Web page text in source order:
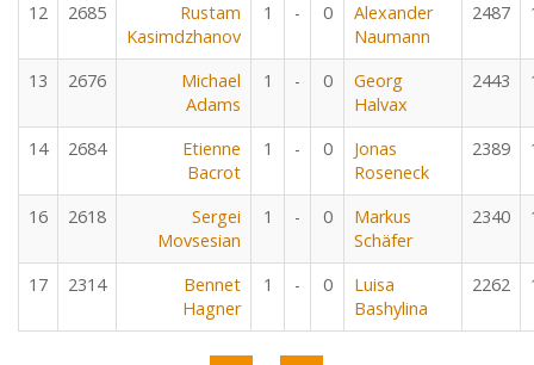
12 2685
Rustam
Kasimdzhanov
1 - 0
Alexander
Naumann
2487
13 2676
Michael
Adams
1 - 0
Georg
Halvax
2443
14 2684
Etienne
Bacrot
1 - 0
Jonas
Roseneck
2389
16 2618
Sergei
Movsesian
1 - 0
Markus
Schäfer
2340
17 2314
Bennet
Hagner
1 - 0
Luisa
Bashylina
2262